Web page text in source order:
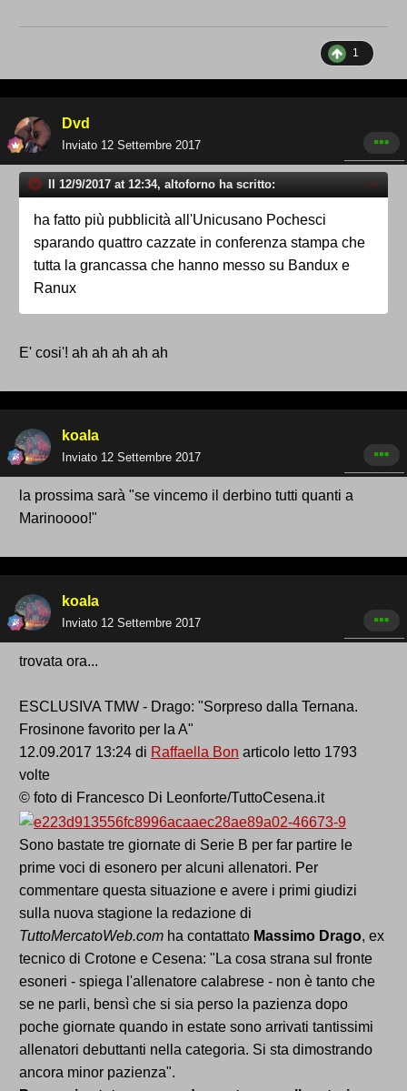
1
Dvd
Inviato 12 Settembre 2017
Il 12/9/2017 at 12:34, altoforno ha scritto:
ha fatto più pubblicità all'Unicusano Pochesci
sparando quattro cazzate in conferenza stampa che
tutta la grancassa che hanno messo su Bandux e
Ranux
E' cosi'! ah ah ah ah ah
koala
Inviato 12 Settembre 2017
la prossima sarà "se vincemo il derbino tutti quanti a
Marinoooo!"
koala
Inviato 12 Settembre 2017
trovata ora...
ESCLUSIVA TMW - Drago: "Sorpreso dalla Ternana.
Frosinone favorito per la A"
12.09.2017 13:24 di Raffaella Bon articolo letto 1793
volte
© foto di Francesco Di Leonforte/TuttoCesena.it
Sono bastate tre giornate di Serie B per far partire le
prime voci di esonero per alcuni allenatori. Per
commentare questa situazione e avere i primi giudizi
sulla nuova stagione la redazione di
TuttoMercatoWeb.com ha contattato Massimo Drago, ex
tecnico di Crotone e Cesena: "La cosa strana sul fronte
esoneri - spiega l'allenatore calabrese - non è tanto che
se ne parli, bensì che si sia perso la pazienza dopo
poche giornate quando in estate sono arrivati tantissimi
allenatori debuttanti nella categoria. Si sta dimostrando
ancora minor pazienza".